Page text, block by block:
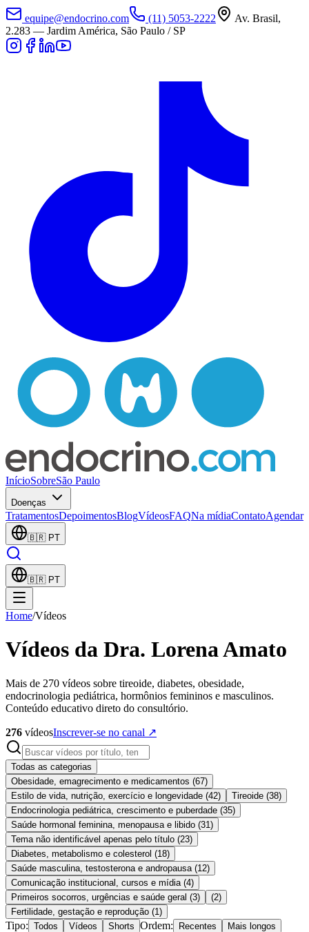
equipe@endocrino.com (11) 5053-2222
Av. Brasil,
2.283 — Jardim América, São Paulo / SP
InícioSobreSão Paulo
Doenças
TratamentosDepoimentosBlogVídeosFAQNa mídiaContatoAgendar
🇧🇷 PT
🇧🇷 PT
Home/Vídeos
Vídeos da Dra. Lorena Amato
Mais de 270 vídeos sobre tireoide, diabetes, obesidade,
endocrinologia pediátrica, hormônios femininos e masculinos.
Conteúdo educativo direto do consultório.
276 vídeosInscrever-se no canal ↗
Todas as categorias
Obesidade, emagrecimento e medicamentos (67)
Estilo de vida, nutrição, exercício e longevidade (42) Tireoide (38)
Endocrinologia pediátrica, crescimento e puberdade (35)
Saúde hormonal feminina, menopausa e libido (31 )
Tema não identificável apenas pelo título (23)
Diabetes, metabolismo e colesterol (18)
Saúde masculina, testosterona e andropausa (12)
Comunicação institucional, cursos e mídia (4)
Primeiros socorros, urgências e saúde geral (3) (2)
Fertilidade, gestação e reprodução (1 )
Tipo: Todos Vídeos Shorts Ordem: Recentes Mais longos